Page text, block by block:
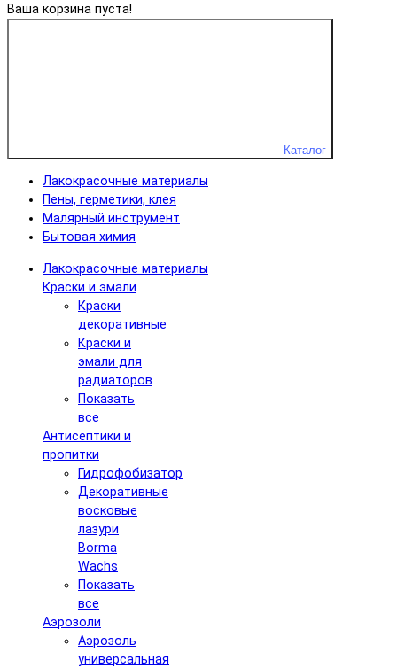
Ваша корзина пуста!
Каталог
Лакокрасочные материалы
Пены, герметики, клея
Малярный инструмент
Бытовая химия
Лакокрасочные материалы
Краски и эмали
Краски
декоративные
Краски и
эмали для
радиаторов
Показать
все
Антисептики и
пропитки
Гидрофобизатор
Декоративные
восковые
лазури
Borma
Wachs
Показать
все
Аэрозоли
Аэрозоль
универсальная